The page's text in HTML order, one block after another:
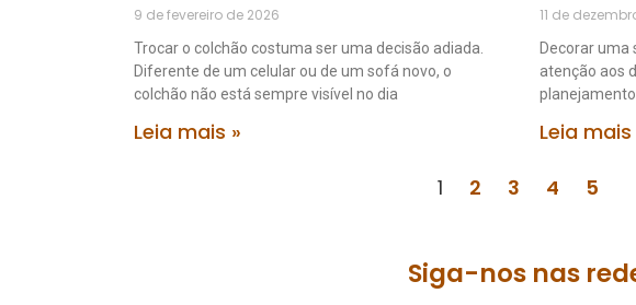
9 de fevereiro de 2026
Trocar o colchão costuma ser uma decisão adiada.
Diferente de um celular ou de um sofá novo, o
colchão não está sempre visível no dia
Leia mais »
11 de
Decorar uma
atenção aos
Leia mais
1 2 3 4 5
Siga-nos nas